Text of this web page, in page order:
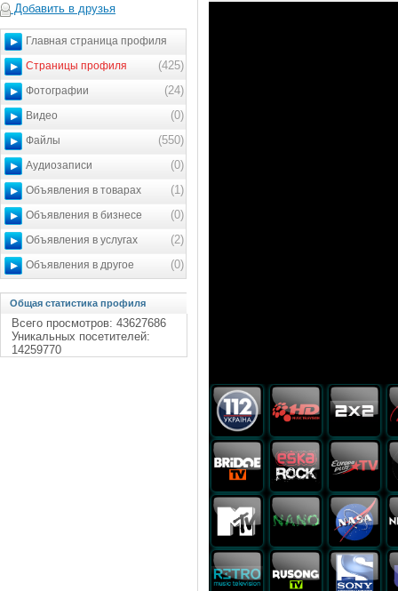
Добавить в друзья
Главная страница профиля
(425)
Страницы профиля
(24)
Фотографии
(0)
Видео
(550)
Файлы
(0)
Аудиозаписи
(1)
Объявления в товарах
(0)
Объявления в бизнесе
(2)
Объявления в услугах
(0)
Объявления в другое
Общая статистика профиля
Всего просмотров: 43627686
Уникальных посетителей:
14259770